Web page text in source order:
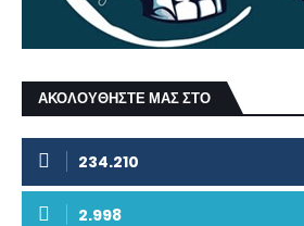
ΑΚΟΛΟΥΘΗΣΤΕ ΜΑΣ ΣΤΟ
234.210
2.998